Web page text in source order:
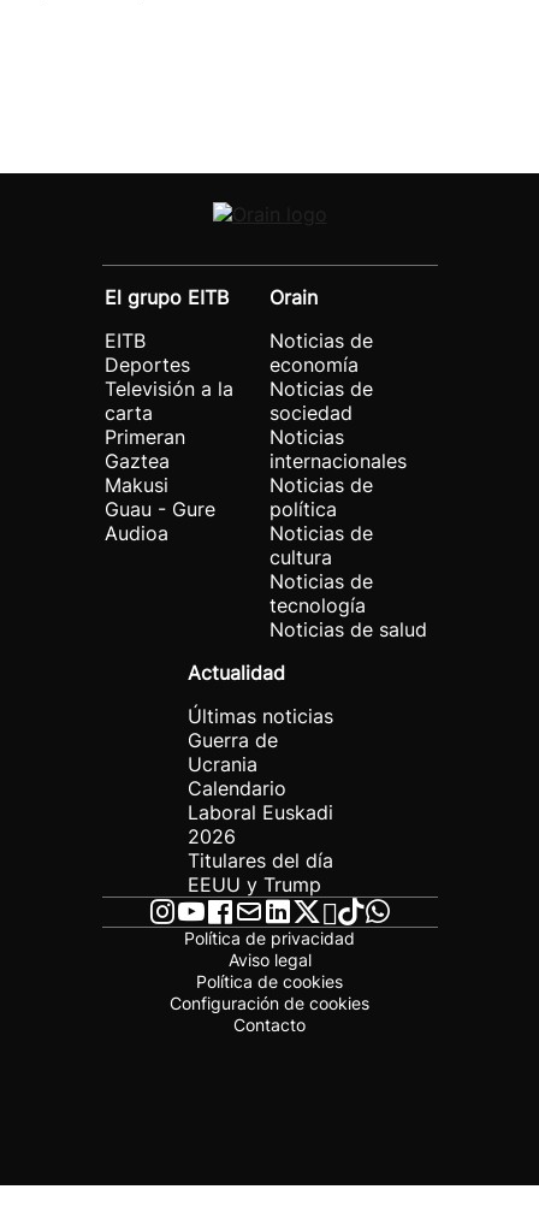
El grupo EITB
EITB
Deportes
Televisión a la
carta
Primeran
Gaztea
Makusi
Guau - Gure
Audioa
Orain
Noticias de
economía
Noticias de
sociedad
Noticias
internacionales
Noticias de
política
Noticias de
cultura
Noticias de
tecnología
Noticias de salud
Actualidad
Últimas noticias
Guerra de
Ucrania
Calendario
Laboral Euskadi
2026
Titulares del día
EEUU y Trump
Política de privacidad
Aviso legal
Política de cookies
Configuración de cookies
Contacto